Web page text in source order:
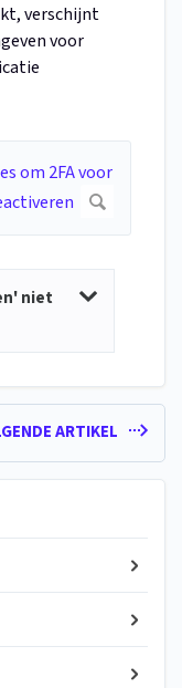
verschijnt
voor
niet
ARTIKEL